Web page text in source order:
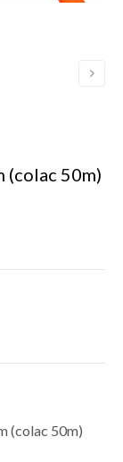
(colac 50m)
(colac 50m)